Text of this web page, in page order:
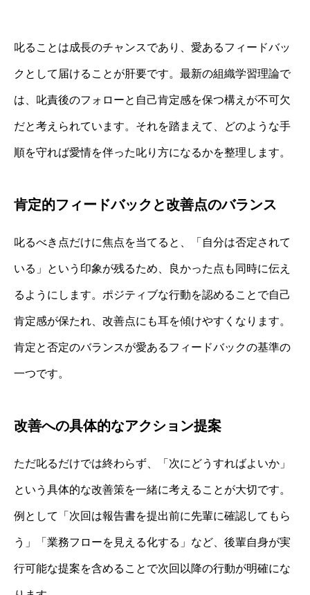
叱ることは成長のチャンスであり、愛あるフィードバッ
クとして届けることが肝要です。最新の組織学習理論で
は、叱責後のフォローと自己肯定感を保つ構えが不可欠
だと考えられています。それを踏まえて、どのような手
順を守れば愛情を伴った叱り方になるかを整理します。
肯定的フィードバックと改善点のバランス
叱るべき点だけに焦点を当てると、「自分は否定されて
いる」という印象が残るため、良かった点も同時に伝え
るようにします。ポジティブな行動を認めることで自己
肯定感が保たれ、改善点にも耳を傾けやすくなります。
肯定と否定のバランスが愛あるフィードバックの基準の
一つです。
改善への具体的なアクション提案
ただ叱るだけでは終わらず、「次にどうすればよいか」
という具体的な改善策を一緒に考えることが大切です。
例として「次回は報告書を提出前に先輩に確認してもら
う」「業務フローを見える化する」など、後輩自身が実
行可能な提案を含めることで次回以降の行動が明確にな